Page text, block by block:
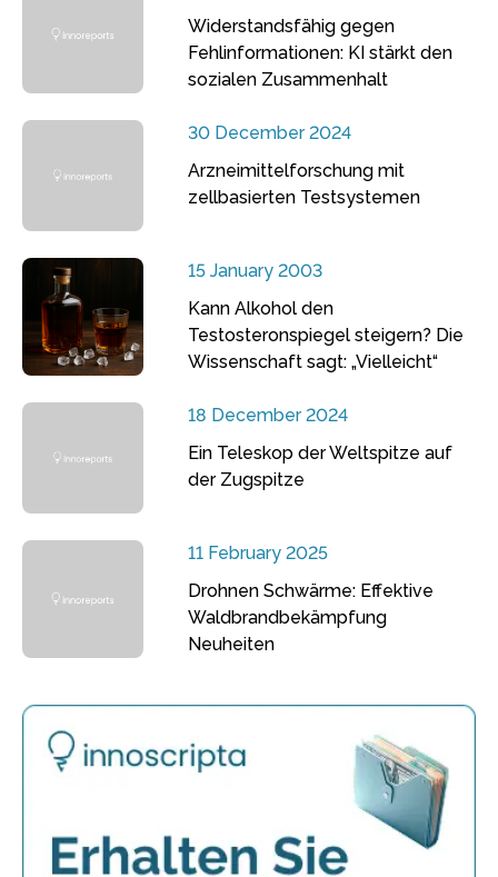
Widerstandsfähig gegen
Fehlinformationen: KI stärkt den
sozialen Zusammenhalt
30 December 2024
Arzneimittelforschung mit
zellbasierten Testsystemen
15 January 2003
Kann Alkohol den
Testosteronspiegel steigern? Die
Wissenschaft sagt: „Vielleicht“
18 December 2024
Ein Teleskop der Weltspitze auf
der Zugspitze
11 February 2025
Drohnen Schwärme: Effektive
Waldbrandbekämpfung
Neuheiten